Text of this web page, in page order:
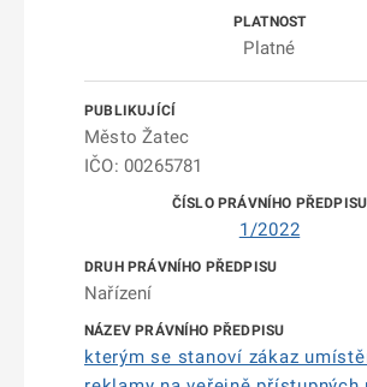
Platné
Město Žatec
IČO: 00265781
1/2022
Nařízení
kterým se stanoví zákaz